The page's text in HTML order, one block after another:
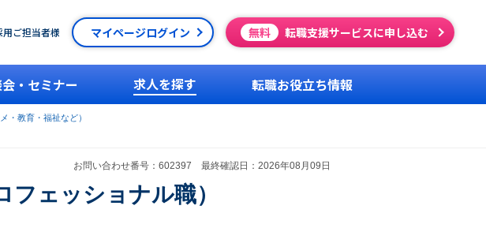
用ご担当者様 マイページログイン 無料 転職支援サービスに申し込む
・セミナー 求人を探す 転職お役立ち情報
・教育・福祉など）
お問い合わせ番号：602397 最終確認日：2026年08月09日
フェッショナル職）